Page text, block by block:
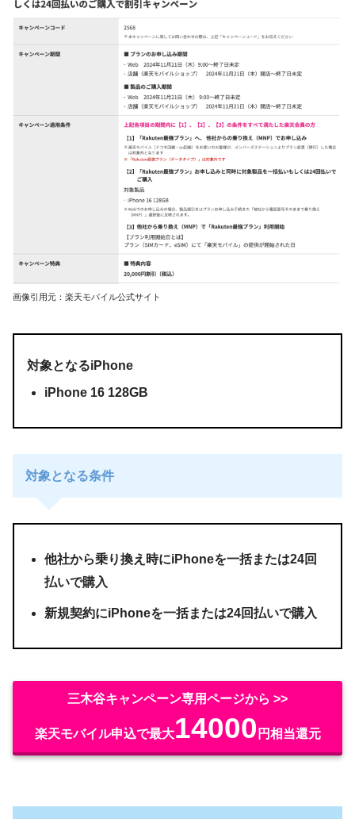
画像引用元：楽天モバイル公式サイト
対象となるiPhone
iPhone 16 128GB
対象となる条件
他社から乗り換え時にiPhoneを一括または24回
払いで購入
新規契約にiPhoneを一括または24回払いで購入
三木谷キャンペーン専用ページから >>
楽天モバイル申込で最大14000 円相当還元